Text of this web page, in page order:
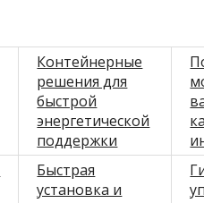
Контейнерные
решения для
быстрой
энергетической
поддержки
Быстрая
установка и